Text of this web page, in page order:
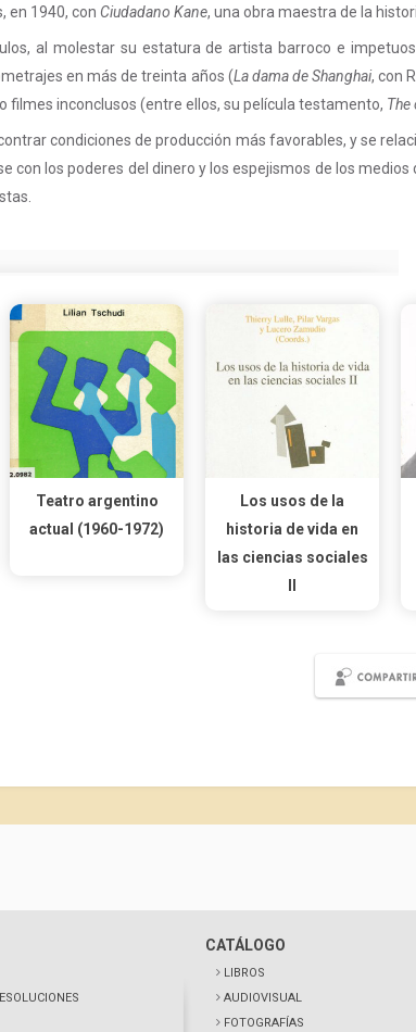
en 1940, con Ciudadano Kane, una obra maestra de la
al molestar su estatura de artista barroco e
en más de treinta años (La dama de Shanghai, con
filmes inconclusos (entre ellos, su película testamento, The
condiciones de producción más favorables, y se
con los poderes del dinero y los espejismos de los
Teatro argentino
actual (1960-1972)
Los usos de la
historia de vida en
las ciencias sociales
CATÁLOGO
LIBROS
AUDIOVISUAL
FOTOGRAFÍAS